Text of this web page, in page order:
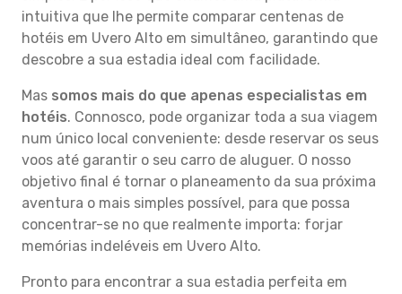
intuitiva que lhe permite comparar centenas de
hotéis em Uvero Alto em simultâneo, garantindo que
descobre a sua estadia ideal com facilidade.
Mas somos mais do que apenas especialistas em
hotéis. Connosco, pode organizar toda a sua viagem
num único local conveniente: desde reservar os seus
voos até garantir o seu carro de aluguer. O nosso
objetivo final é tornar o planeamento da sua próxima
aventura o mais simples possível, para que possa
concentrar-se no que realmente importa: forjar
memórias indeléveis em Uvero Alto.
Pronto para encontrar a sua estadia perfeita em